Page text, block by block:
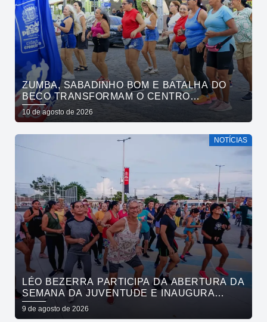
ZUMBA, SABADINHO BOM E BATALHA DO
BECO TRANSFORMAM O CENTRO
HISTÓRICO EM PONTO DE ENCONTRO
10 de agosto de 2026
NOTÍCIAS
LÉO BEZERRA PARTICIPA DA ABERTURA DA
SEMANA DA JUVENTUDE E INAUGURA
ACADEMIA DA CIDADE NESTA SEGUNDA-
FEIRA
9 de agosto de 2026